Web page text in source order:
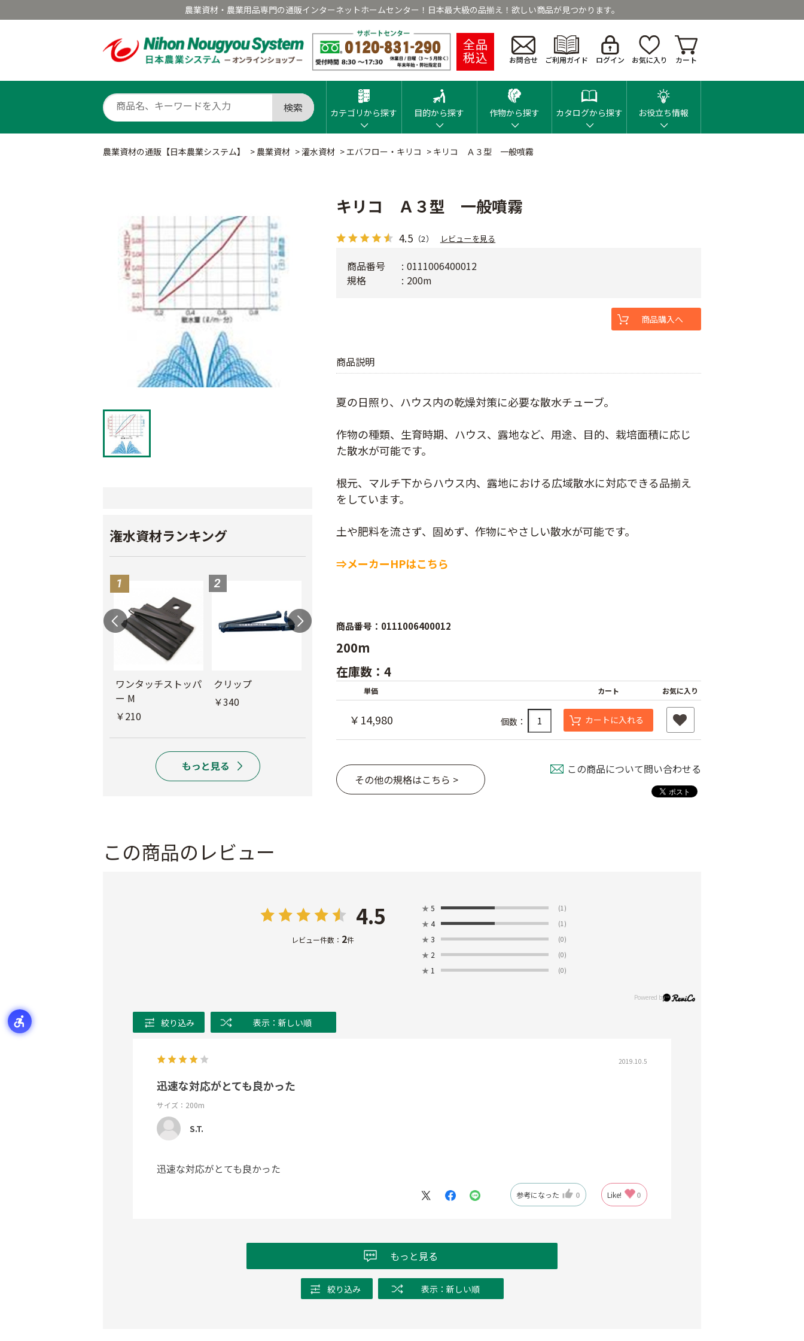
農業資材・農業用品専門の通販インターネットホームセンター！日本最大級の品揃え！欲しい商品が見つかります。
全品
税込 お問合せ ご利用ガイド ログイン お気に入り カート
検索 カテゴリから探す 目的から探す 作物から探す カタログから探す お役立ち情報
農業資材の通販【日本農業システム】 > 農業資材 >灌水資材 >エバフロー・キリコ > キリコ Ａ３型 一般噴霧
潅水資材ランキング
ワンタッチストッパ
ー M
￥210
クリップ
￥340
ワンタッチニップル
20（スミサンス
スクリューニップル
￥730
ワンタッチニップル
25（スミチュー
￥420
チューブフィルター
M
￥440
キリコ Ａ３型 一般噴霧
4.5 （2） レビューを見る
商品説明
夏の日照り、ハウス内の乾燥対策に必要な散水チューブ。
作物の種類、生育時期、ハウス、露地など、用途、目的、栽培面積に応じ
た散水が可能です。
根元、マルチ下からハウス内、露地における広域散水に対応できる品揃え
をしています。
土や肥料を流さず、固めず、作物にやさしい散水が可能です。
⇒メーカーHPはこちら
商品番号
0111006400012
規格
200m
商品購入へ
商品番号：0111006400012
200m
在庫数：4
単価 カート お気に入り
￥14,980 個数： カートに入れる
その他の規格はこちら >
この商品について問い合わせる
この商品のレビュー
4.5
レビュー件数： 2件
★ 5 (1)
★ 4 (1)
★ 3 (0)
★ 2 (0)
★ 1 (0)
絞り込み 表示：新しい順
2019.10.5
迅速な対応がとても良かった
サイズ：200m
S.T.
迅速な対応がとても良かった
参考になった 0 Like! 0
もっと見る
絞り込み 表示：新しい順